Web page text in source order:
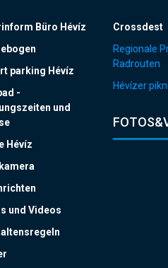
Büro Hévíz
parking Hévíz
-
und
Hévíz
und Videos
Crossdest
Regionale
Radrouten
Hévízer